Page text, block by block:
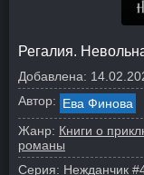
Регалия.
Добавлена:
Автор: Ева Финова
Жанр: Книги о
романы
Серия: Нежданчик